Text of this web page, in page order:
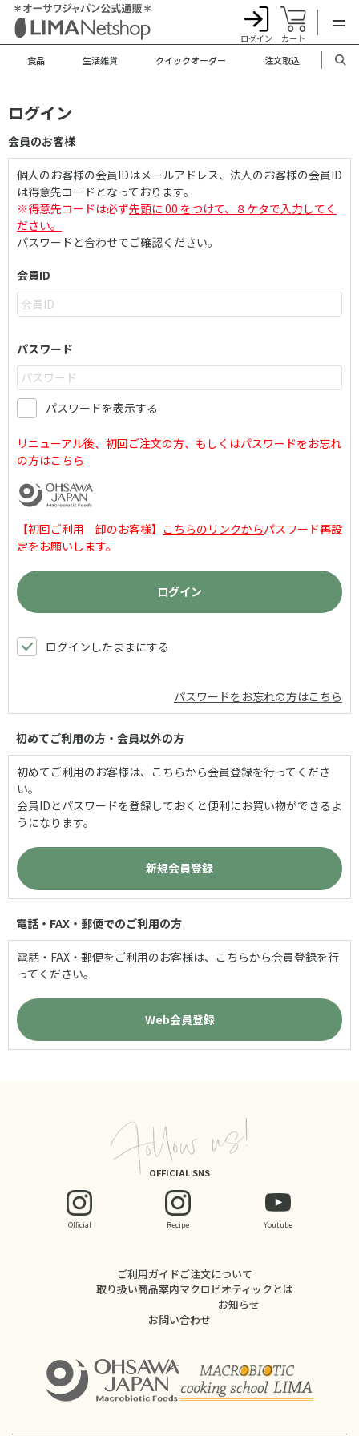
ログイン カート
食品 生活雑貨 クイックオーダー 注文取込
ログイン
会員のお客様
個人のお客様の会員IDはメールアドレス、法人のお客様の会員ID
は得意先コードとなっております。
※得意先コードは必ず先頭に 00 をつけて、８ケタで入力してく
ださい。
パスワードと合わせてご確認ください。
会員ID
パスワード
パスワードを表示する
リニューアル後、初回ご注文の方、もしくはパスワードをお忘れ
の方はこちら
【初回ご利用 卸のお客様】 こちらのリンクからパスワード再設
定をお願いします。
ログインしたままにする
パスワードをお忘れの方はこちら
初めてご利用の方・会員以外の方
初めてご利用のお客様は、こちらから会員登録を行ってくださ
い。
会員IDとパスワードを登録しておくと便利にお買い物ができるよ
うになります。
電話・FAX・郵便でのご利用の方
電話・FAX・郵便をご利用のお客様は、こちらから会員登録を行
ってください。
OFFICIAL SNS
Official Recipe Youtube
ご利用ガイドご注文について
取り扱い商品案内マクロビオティックとは
お知らせ
お問い合わせ